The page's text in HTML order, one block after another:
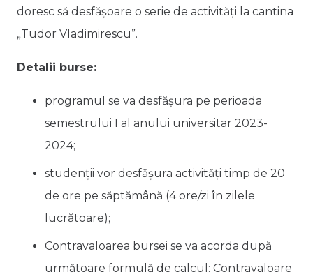
doresc să desfășoare o serie de activități la cantina
„Tudor Vladimirescu”.
Detalii burse:
programul se va desfăşura pe perioada
semestrului I al anului universitar 2023-
2024;
studenții vor desfășura activități timp de 20
de ore pe săptămână (4 ore/zi în zilele
lucrătoare);
Contravaloarea bursei se va acorda după
următoare formulă de calcul: Contravaloare